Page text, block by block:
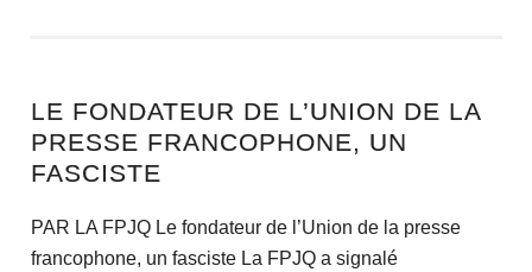
LE FONDATEUR DE L’UNION DE LA
PRESSE FRANCOPHONE, UN
FASCISTE
PAR LA FPJQ Le fondateur de l’Union de la presse
francophone, un fasciste La FPJQ a signalé